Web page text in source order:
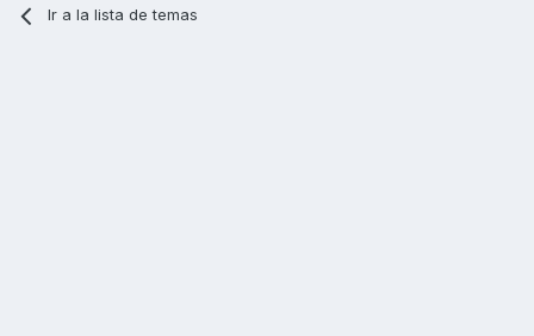
Ir a la lista de temas